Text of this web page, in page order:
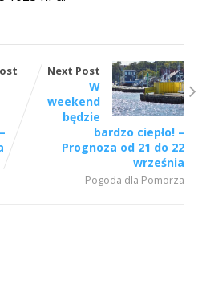
Next Post
W
weekend
będzie
bardzo ciepło! –
Prognoza od 21 do 22
września
Pogoda dla Pomorza